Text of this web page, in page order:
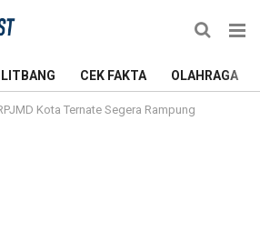
LITBANG CEK FAKTA OLAHRAGA
Kota Ternate Segera Rampung